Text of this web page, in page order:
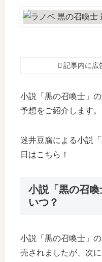
記事内に広
小説「黒の召喚士」
予想をご紹介します。
迷井豆腐による小説
日はこちら！
小説「黒の召
いつ？
小説「黒の召喚士」
売されましたが、次